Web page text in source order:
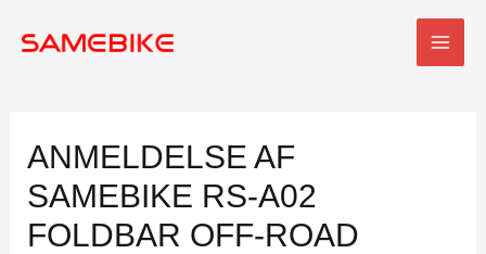
ANMELDELSE AF
SAMEBIKE RS-A02
FOLDBAR OFF-ROAD
navigation